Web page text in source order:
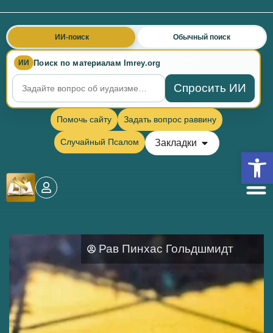
ИИ Поиск по материалам Imrey.org
Спросить ИИ
ИИ-поиск Обычный поиск
Помочь сайту Задать вопрос раввину
Случайный Псалом Закладки
Рав Пинхас Гольдшмидт